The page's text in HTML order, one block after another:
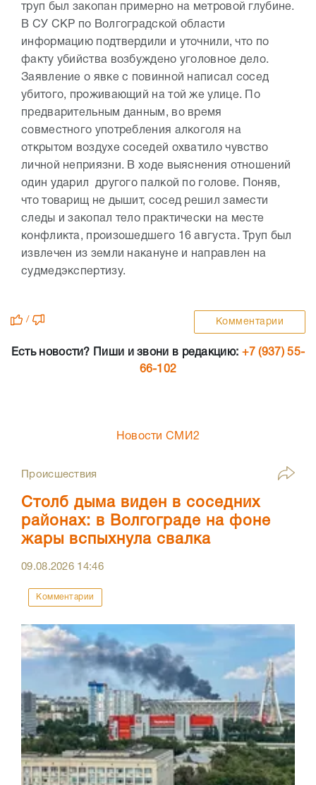
труп был закопан примерно на метровой глубине.
В СУ СКР по Волгоградской области
информацию подтвердили и уточнили, что по
факту убийства возбуждено уголовное дело.
Заявление о явке с повинной написал сосед
убитого, проживающий на той же улице. По
предварительным данным, во время
совместного употребления алкоголя на
открытом воздухе соседей охватило чувство
личной неприязни. В ходе выяснения отношений
один ударил другого палкой по голове. Поняв,
что товарищ не дышит, сосед решил замести
следы и закопал тело практически на месте
конфликта, произошедшего 16 августа. Труп был
извлечен из земли накануне и направлен на
судмедэкспертизу.
/ Комментарии
Есть новости? Пиши и звони в редакцию: +7 (937) 55-
66-102
Новости СМИ2
Происшествия
Столб дыма виден в соседних
районах: в Волгограде на фоне
жары вспыхнула свалка
09.08.2026 14:46
Комментарии